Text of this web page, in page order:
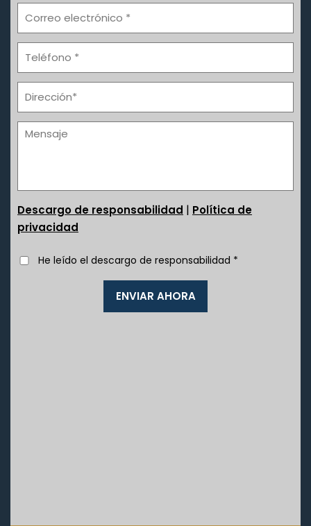
Descargo de responsabilidad | Política de
privacidad
He leído el descargo de responsabilidad *